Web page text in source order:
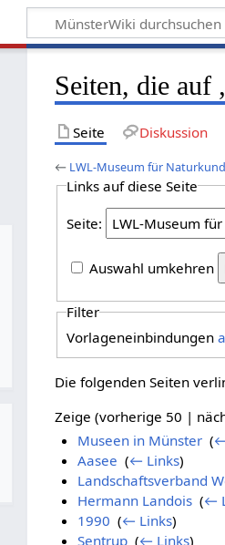
Seiten, die
Seite Diskussion
← LWL-Museum für
Links auf diese Seite
Seite:
Auswahl umkehren
Filter
Vorlageneinbindungen
Die folgenden Seiten
Zeige (vorherige 50 |
Museen in Münster‎ (
Aasee (← Links)
Landschaftsverband
Hermann Landois‎ (←
1990 (← Links)
Sentrup‎ (← Links)